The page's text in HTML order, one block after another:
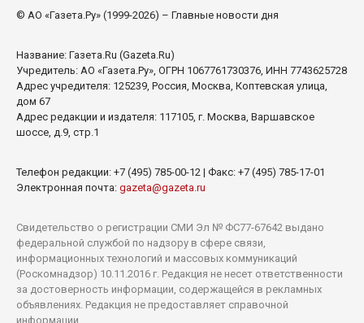
© АО «Газета.Ру» (1999-2026) – Главные новости дня
Название: Газета.Ru (Gazeta.Ru)
Учредитель: АО «Газета.Ру», ОГРН 1067761730376, ИНН 7743625728
Адрес учредителя: 125239, Россия, Москва, Коптевская улица,
дом 67
Адрес редакции и издателя: 117105, г. Москва, Варшавское
шоссе, д.9, стр.1
Телефон редакции: +7 (495) 785-00-12 | Факс: +7 (495) 785-17-01
Электронная почта: gazeta@gazeta.ru
Свидетельство о регистрации СМИ Эл № ФС77-67642 выдано
федеральной службой по надзору в сфере связи,
информационных технологий и массовых коммуникаций
(Роскомнадзор) 10.11.2016 г. Редакция не несет ответственности
за достоверность информации, содержащейся в рекламных
объявлениях. Редакция не предоставляет справочной
информации.